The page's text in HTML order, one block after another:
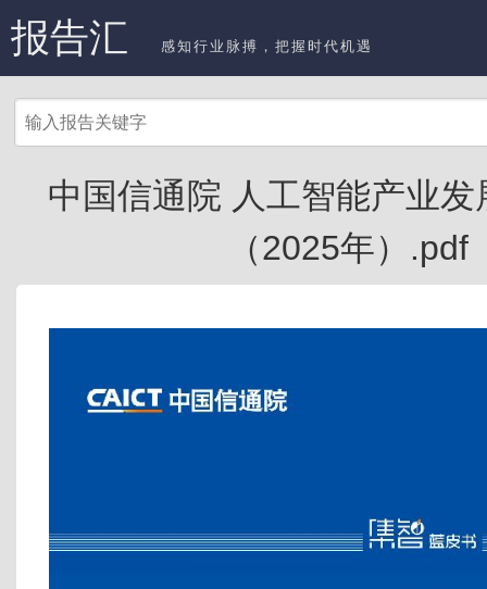
报告汇 感知行业脉搏，把握时代机遇
中国信通院 人工智能产业发
（2025年）.pdf